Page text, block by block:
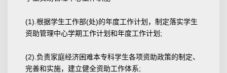
(1).根据学生工作部(处)的年度工作计划，制定落实学生
资助管理中心学期工作计划和年度工作计划;
(2).负责家庭经济困难本专科学生各项资助政策的制定、
完善和实施，建立健全资助工作体系;